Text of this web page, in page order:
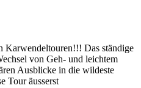
Karwendeltouren!!! Das ständige
von Geh- und leichtem
Ausblicke in die wildeste
Tour äusserst